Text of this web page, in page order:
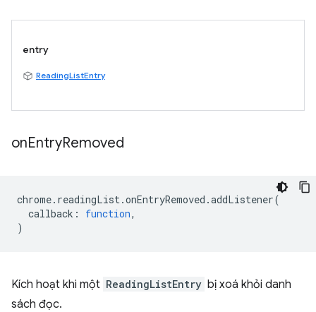
entry
ReadingListEntry
onEntryRemoved
chrome. readingList .onEntryRemoved .addListener(
callback : function,
)
Kích hoạt khi một ReadingListEntry bị xoá khỏi danh
sách đọc.